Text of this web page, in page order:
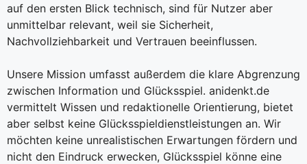
auf den ersten Blick technisch, sind für Nutzer aber
unmittelbar relevant, weil sie Sicherheit,
Nachvollziehbarkeit und Vertrauen beeinflussen.
Unsere Mission umfasst außerdem die klare Abgrenzung
zwischen Information und Glücksspiel. anidenkt.de
vermittelt Wissen und redaktionelle Orientierung, bietet
aber selbst keine Glücksspieldienstleistungen an. Wir
möchten keine unrealistischen Erwartungen fördern und
nicht den Eindruck erwecken, Glücksspiel könne eine